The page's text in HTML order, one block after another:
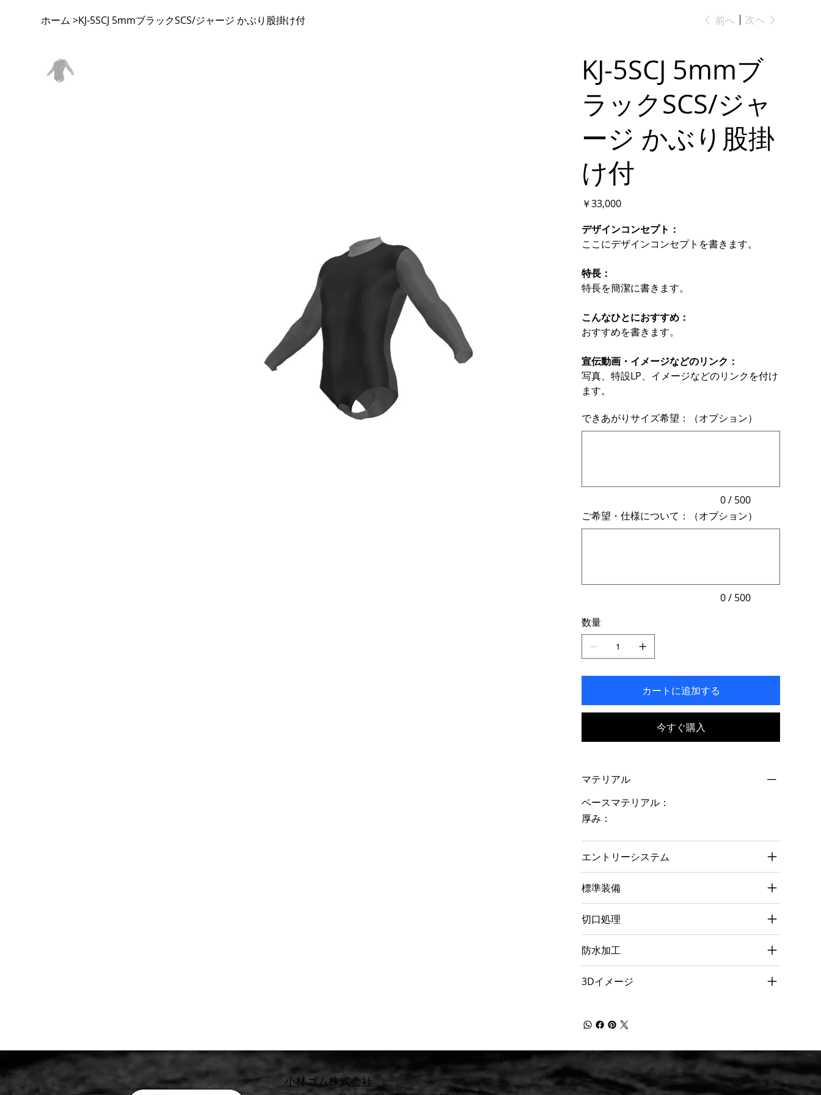
ホーム >KJ-5SCJ 5mmブラックSCS/ジャージ かぶり股掛け付 前へ 次へ
KJ-5SCJ 5mmブ
ラックSCS/ジャ
ージ かぶり股掛
け付
価
格
￥33,000
デザインコンセプト：
ここにデザインコンセプトを書きます。
特長：
特長を簡潔に書きます。
こんなひとにおすすめ：
おすすめを書きます。
宣伝動画・イメージなどのリンク：
写真、特設LP、イメージなどのリンクを付け
ます。
できあがりサイズ希望：（オプション）
入
き
ま
す。
0 / 500
ご希望・仕様について：（オプション）
入
ま
す。
0 / 500
数量
カートに追加する
今すぐ購入
マテリアル
ベースマテリアル：
厚み：
エントリーシステム
標準装備
切口処理
防水加工
3Dイメージ
小林ゴム株式会社